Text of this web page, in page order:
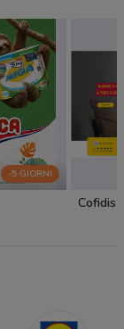
-5 GIORNI
Cofidis